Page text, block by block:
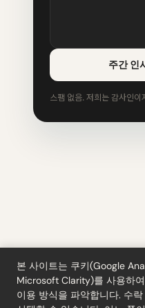
주간 인
스팸 없음. 저희는 감사인이
도구·블로그 용어집·구독·개인정보
본 사이트는 쿠키(Google
Microsoft Clarity)를 사용하
이용 방식을 파악합니다. 수